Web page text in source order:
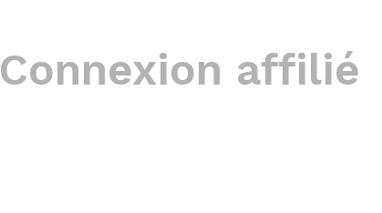
Connexion affilié